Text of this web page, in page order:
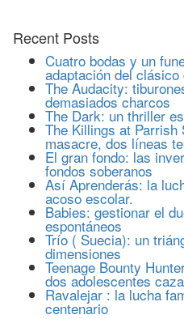
Recent Posts
Cuatro bodas y un
adaptación del
The Audacity:
demasiados charcos
The Dark: un thriller
The Killings at
masacre, dos líneas
El gran fondo: las
fondos soberanos
Así Aprenderás: la
acoso escolar.
Babies: gestionar el
espontáneos
Trío ( Suecia): un
dimensiones
Teenage Bounty
dos adolescentes
Ravalejar : la lucha
centenario